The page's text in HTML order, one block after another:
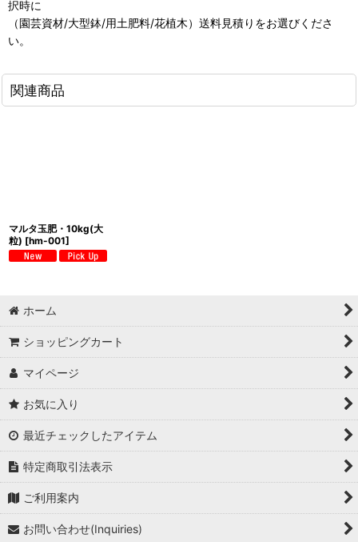
択時に
（園芸資材/大型鉢/用土肥料/花植木）送料見積りをお選びくださ
い。
関連商品
マルタ玉肥・10kg(大
粒) [hm-001]
ホーム
ショッピングカート
マイページ
お気に入り
最近チェックしたアイテム
特定商取引法表示
ご利用案内
お問い合わせ(Inquiries)